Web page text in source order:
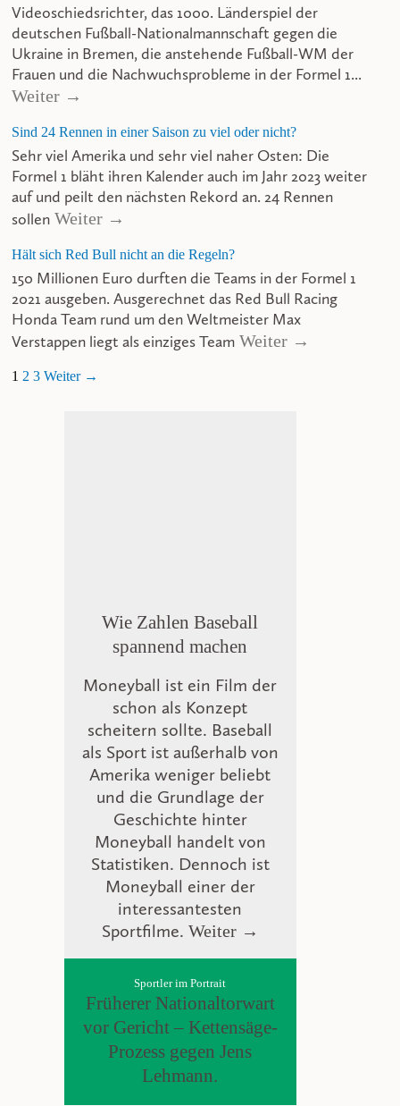
Videoschiedsrichter, das 1000. Länderspiel der
deutschen Fußball-Nationalmannschaft gegen die
Ukraine in Bremen, die anstehende Fußball-WM der
Frauen und die Nachwuchsprobleme in der Formel 1...
Weiter →
Sind 24 Rennen in einer Saison zu viel oder nicht?
Sehr viel Amerika und sehr viel naher Osten: Die
Formel 1 bläht ihren Kalender auch im Jahr 2023 weiter
auf und peilt den nächsten Rekord an. 24 Rennen
sollen Weiter →
Hält sich Red Bull nicht an die Regeln?
150 Millionen Euro durften die Teams in der Formel 1
2021 ausgeben. Ausgerechnet das Red Bull Racing
Honda Team rund um den Weltmeister Max
Verstappen liegt als einziges Team Weiter →
1 2 3 Weiter →
Wie Zahlen Baseball
spannend machen
Moneyball ist ein Film der
schon als Konzept
scheitern sollte. Baseball
als Sport ist außerhalb von
Amerika weniger beliebt
und die Grundlage der
Geschichte hinter
Moneyball handelt von
Statistiken. Dennoch ist
Moneyball einer der
interessantesten
Sportfilme. Weiter →
Sportler im Portrait
Früherer Nationaltorwart
vor Gericht – Kettensäge-
Prozess gegen Jens
Lehmann.